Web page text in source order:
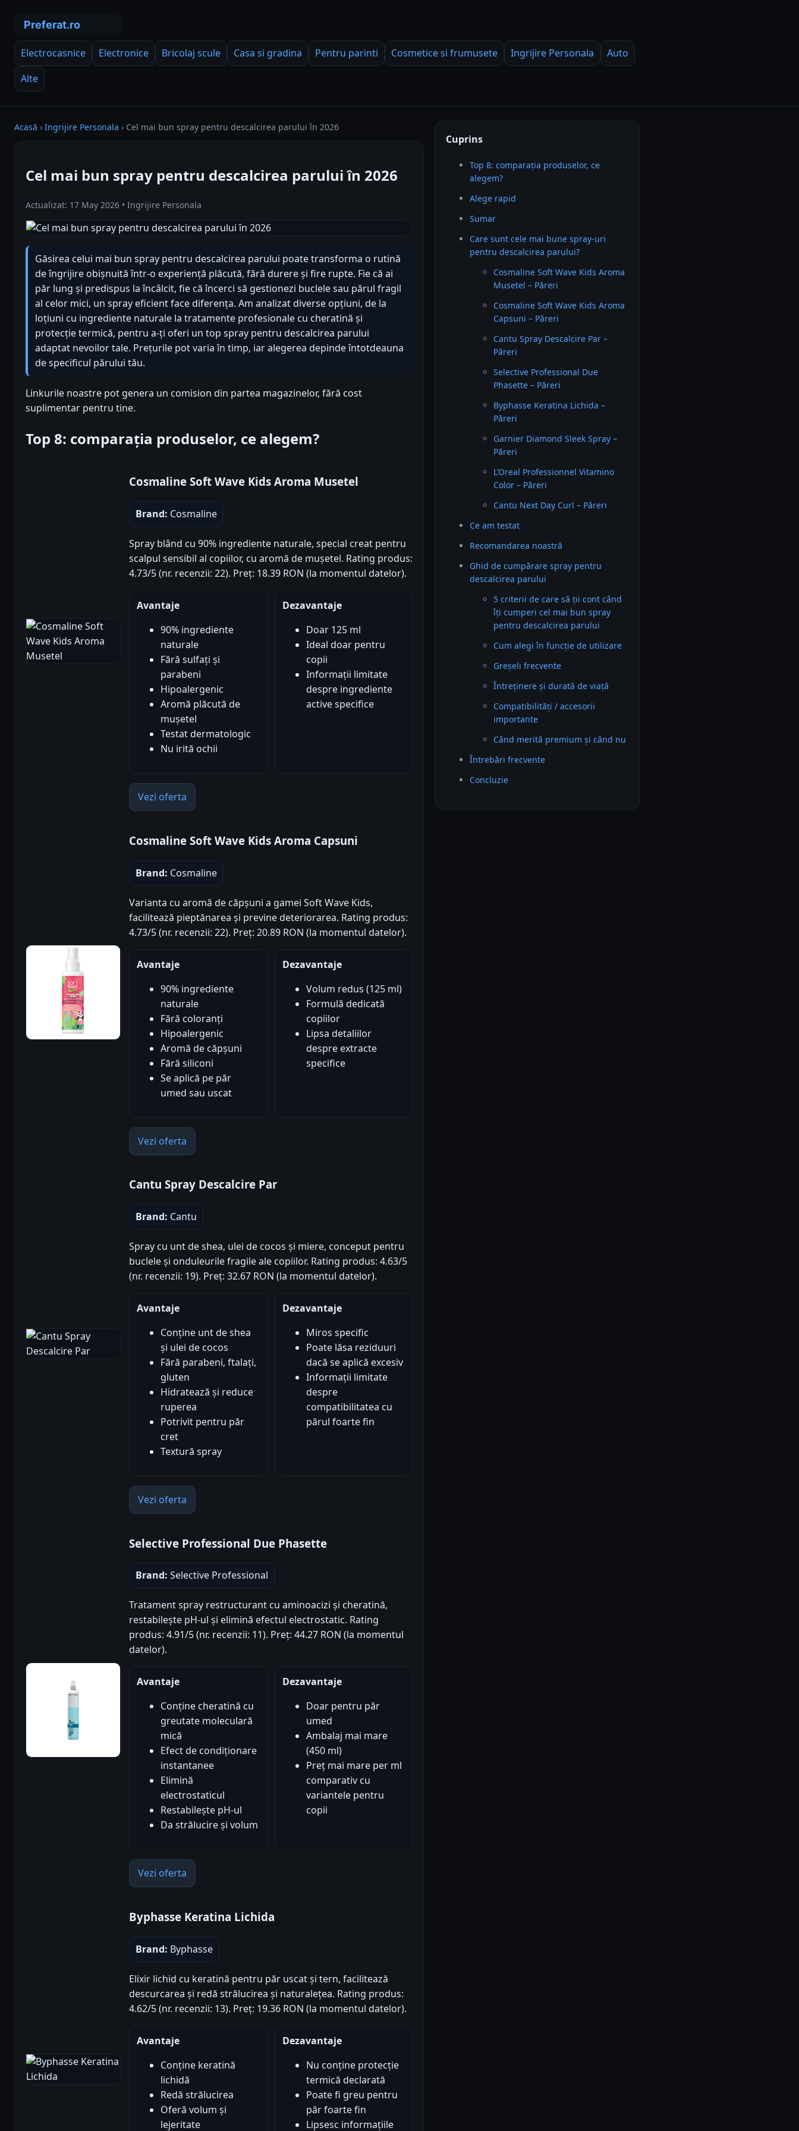
Electrocasnice Electronice Bricolaj scule Casa si gradina Pentru parinti Cosmetice si frumusete Ingrijire Personala
Auto
Alte
Acasă › Ingrijire Personala › Cel mai bun spray pentru descalcirea parului în 2026
Cel mai bun spray pentru descalcirea parului în 2026
Actualizat: 17 May 2026 • Ingrijire Personala
Găsirea celui mai bun spray pentru descalcirea parului poate transforma o rutină
de îngrijire obișnuită într-o experiență plăcută, fără durere și fire rupte. Fie că ai
păr lung și predispus la încâlcit, fie că încerci să gestionezi buclele sau părul fragil
al celor mici, un spray eficient face diferența. Am analizat diverse opțiuni, de la
loțiuni cu ingrediente naturale la tratamente profesionale cu cheratină și
protecție termică, pentru a-ți oferi un top spray pentru descalcirea parului
adaptat nevoilor tale. Prețurile pot varia în timp, iar alegerea depinde întotdeauna
de specificul părului tău.
Linkurile noastre pot genera un comision din partea magazinelor, fără cost
suplimentar pentru tine.
Top 8: comparația produselor, ce alegem?
Cosmaline Soft Wave Kids Aroma Musetel
Brand: Cosmaline
Spray blând cu 90% ingrediente naturale, special creat pentru
scalpul sensibil al copiilor, cu aromă de mușetel. Rating produs:
4.73/5 (nr. recenzii: 22). Preț: 18.39 RON (la momentul datelor).
Avantaje
90% ingrediente
naturale
Fără sulfați și
parabeni
Hipoalergenic
Aromă plăcută de
mușetel
Testat dermatologic
Nu irită ochii
Dezavantaje
Doar 125 ml
Ideal doar pentru
copii
Informații limitate
despre ingrediente
active specifice
Vezi oferta
Cosmaline Soft Wave Kids Aroma Capsuni
Brand: Cosmaline
Varianta cu aromă de căpșuni a gamei Soft Wave Kids,
facilitează pieptănarea și previne deteriorarea. Rating produs:
4.73/5 (nr. recenzii: 22). Preț: 20.89 RON (la momentul datelor).
Avantaje
90% ingrediente
naturale
Fără coloranți
Hipoalergenic
Aromă de căpșuni
Fără siliconi
Se aplică pe păr
umed sau uscat
Dezavantaje
Volum redus (125 ml)
Formulă dedicată
copiilor
Lipsa detaliilor
despre extracte
specifice
Vezi oferta
Cantu Spray Descalcire Par
Brand: Cantu
Spray cu unt de shea, ulei de cocos și miere, conceput pentru
buclele și onduleurile fragile ale copiilor. Rating produs: 4.63/5
(nr. recenzii: 19). Preț: 32.67 RON (la momentul datelor).
Avantaje
Conține unt de shea
și ulei de cocos
Fără parabeni, ftalați,
gluten
Hidratează și reduce
ruperea
Potrivit pentru păr
cret
Textură spray
Dezavantaje
Miros specific
Poate lăsa reziduuri
dacă se aplică excesiv
Informații limitate
despre
compatibilitatea cu
părul foarte fin
Vezi oferta
Selective Professional Due Phasette
Brand: Selective Professional
Tratament spray restructurant cu aminoacizi și cheratină,
restabilește pH-ul și elimină efectul electrostatic. Rating
produs: 4.91/5 (nr. recenzii: 11). Preț: 44.27 RON (la momentul
datelor).
Avantaje
Conține cheratină cu
greutate moleculară
mică
Efect de condiționare
instantanee
Elimină
electrostaticul
Restabilește pH-ul
Da strălucire și volum
Dezavantaje
Doar pentru păr
umed
Ambalaj mai mare
(450 ml)
Preț mai mare per ml
comparativ cu
variantele pentru
copii
Vezi oferta
Byphasse Keratina Lichida
Brand: Byphasse
Elixir lichid cu keratină pentru păr uscat și tern, facilitează
descurcarea și redă strălucirea și naturalețea. Rating produs:
4.62/5 (nr. recenzii: 13). Preț: 19.36 RON (la momentul datelor).
Avantaje
Conține keratină
lichidă
Redă strălucirea
Oferă volum și
lejeritate
Dezavantaje
Nu conține protecție
termică declarată
Poate fi greu pentru
păr foarte fin
Lipsesc informațiile
Cuprins
Top 8: comparația produselor, ce
alegem?
Alege rapid
Sumar
Care sunt cele mai bune spray-uri
pentru descalcirea parului?
Cosmaline Soft Wave Kids Aroma
Musetel – Păreri
Cosmaline Soft Wave Kids Aroma
Capsuni – Păreri
Cantu Spray Descalcire Par –
Păreri
Selective Professional Due
Phasette – Păreri
Byphasse Keratina Lichida –
Păreri
Garnier Diamond Sleek Spray –
Păreri
L’Oreal Professionnel Vitamino
Color – Păreri
Cantu Next Day Curl – Păreri
Ce am testat
Recomandarea noastră
Ghid de cumpărare spray pentru
descalcirea parului
5 criterii de care să ții cont când
îți cumperi cel mai bun spray
pentru descalcirea parului
Cum alegi în funcție de utilizare
Greșeli frecvente
Întreținere și durată de viață
Compatibilități / accesorii
importante
Când merită premium și când nu
Întrebări frecvente
Concluzie